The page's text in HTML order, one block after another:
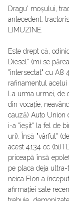
Dragu' moșului,
antecedent:
LIMUZINE.
Este drept că,
Diesel" (mi se
"intersectat" cu A8
rafinamentul acelui
La urma urmei,
din vocație,
cauză) Auto Union
i-a "ieșit" la fel de
uri). Însă "vârful"
acest 4134 cc
priceapă însă
pe placa deja
neica Elon a
afirmației sale